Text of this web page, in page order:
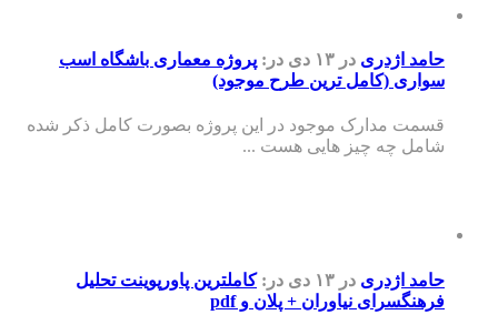
حامد اژدری در ۱۳ دی در: پروژه معماری باشگاه اسب
سواری (کامل ترین طرح موجود)
قسمت مدارک موجود در این پروژه بصورت کامل ذکر شده
شامل چه چیز هایی هست ...
حامد اژدری در ۱۳ دی در:کاملترین پاورپوینت تحلیل
فرهنگسرای نیاوران + پلان و pdf